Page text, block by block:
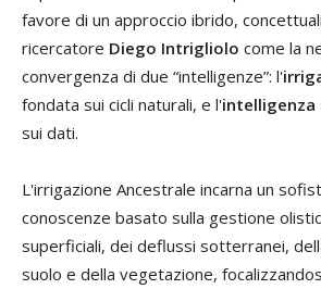
favore di un approccio ibrido,
ricercatore Diego Intrigliolo come la
convergenza di due “intelligenze”: l'
fondata sui cicli naturali, e l'
sui dati.
L'irrigazione Ancestrale incarna un
conoscenze basato sulla gestione
superficiali, dei deflussi sotterranei,
suolo e della vegetazione,